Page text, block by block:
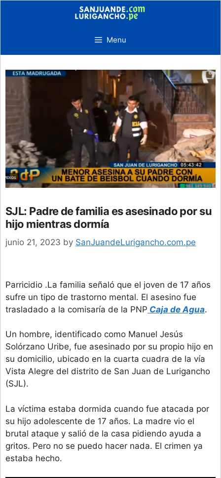
Menu
SJL: Padre de familia es asesinado por su
hijo mientras dormía
junio 21, 2023 by SanJuandeLurigancho.com.pe
Parricidio .La familia señaló que el joven de 17 años
sufre un tipo de trastorno mental. El asesino fue
trasladado a la comisaría de la PNP Caja de Agua.
Un hombre, identificado como Manuel Jesús
Solórzano Uribe, fue asesinado por su propio hijo en
su domicilio, ubicado en la cuarta cuadra de la vía
Vista Alegre del distrito de San Juan de Lurigancho
(SJL).
La víctima estaba dormida cuando fue atacada por
su hijo adolescente de 17 años. La madre vio el
brutal ataque y salió de la casa pidiendo ayuda a
gritos. Pero no se puedo hacer nada. El crimen ya
estaba hecho.